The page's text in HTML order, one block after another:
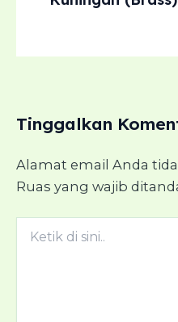
Tinggalkan
Alamat email Anda
Ruas yang wajib